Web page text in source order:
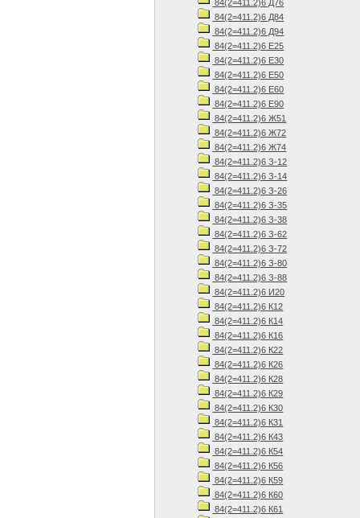
84(2=411.2)6 Д76
84(2=411.2)6 Д84
84(2=411.2)6 Д94
84(2=411.2)6 Е25
84(2=411.2)6 Е30
84(2=411.2)6 Е50
84(2=411.2)6 Е60
84(2=411.2)6 Е90
84(2=411.2)6 Ж51
84(2=411.2)6 Ж72
84(2=411.2)6 Ж74
84(2=411.2)6 З-12
84(2=411.2)6 З-14
84(2=411.2)6 З-26
84(2=411.2)6 З-35
84(2=411.2)6 З-38
84(2=411.2)6 З-62
84(2=411.2)6 З-72
84(2=411.2)6 З-80
84(2=411.2)6 З-88
84(2=411.2)6 И20
84(2=411.2)6 К12
84(2=411.2)6 К14
84(2=411.2)6 К16
84(2=411.2)6 К22
84(2=411.2)6 К26
84(2=411.2)6 К28
84(2=411.2)6 К29
84(2=411.2)6 К30
84(2=411.2)6 К31
84(2=411.2)6 К43
84(2=411.2)6 К54
84(2=411.2)6 К56
84(2=411.2)6 К59
84(2=411.2)6 К60
84(2=411.2)6 К61